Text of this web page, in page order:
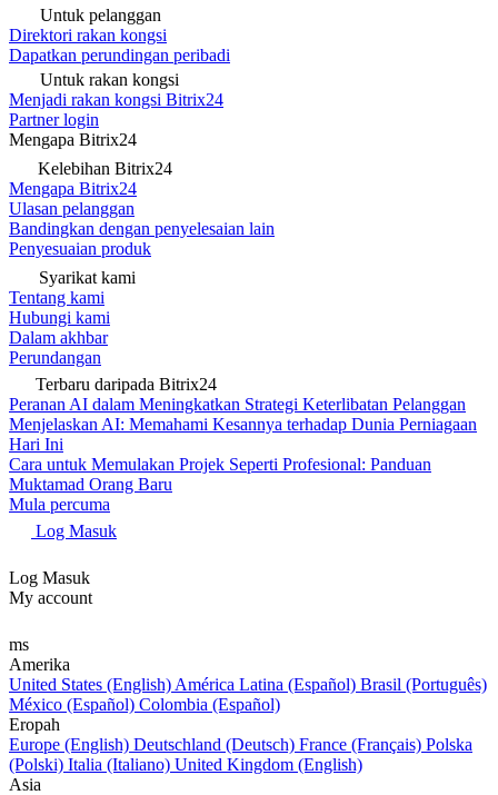
Untuk pelanggan
Direktori rakan kongsi
Dapatkan perundingan peribadi
Untuk rakan kongsi
Menjadi rakan kongsi Bitrix24
Partner login
Mengapa Bitrix24
Kelebihan Bitrix24
Mengapa Bitrix24
Ulasan pelanggan
Bandingkan dengan penyelesaian lain
Penyesuaian produk
Syarikat kami
Tentang kami
Hubungi kami
Dalam akhbar
Perundangan
Terbaru daripada Bitrix24
Peranan AI dalam Meningkatkan Strategi Keterlibatan Pelanggan
Menjelaskan AI: Memahami Kesannya terhadap Dunia Perniagaan
Hari Ini
Cara untuk Memulakan Projek Seperti Profesional: Panduan
Muktamad Orang Baru
Mula percuma
Log Masuk
Log Masuk
My account
ms
Amerika
United States (English) América Latina (Español) Brasil (Português)
México (Español) Colombia (Español)
Eropah
Europe (English) Deutschland (Deutsch) France (Français) Polska
(Polski) Italia (Italiano) United Kingdom (English)
Asia